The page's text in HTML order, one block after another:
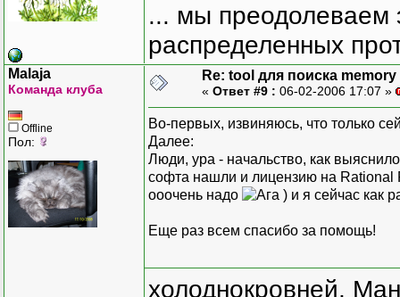
... мы преодолеваем
распределенных
Malaja
Команда клуба
Offline
Пол:
Re: tool для поиска memory
« Ответ #9 : 06-02-2006 17:07 »
Во-первых, извиняюсь, что только
Далее:
Люди, ура - начальство, как
софта нашли и лицензию на Rational
ооочень надо
) и я сейчас как
Еще раз всем спасибо за помощь!
холоднокровней,